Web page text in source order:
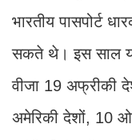
भारतीय पासपोर्ट
सकते थे। इस साल
वीजा 19 अफ्रीकी
अमेरिकी देशों, 10